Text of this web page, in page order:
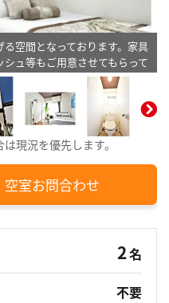
空間となっております。家具
ュ等もご用意させてもらって
ただいております！※植木と額
現況を優先します。
空室お問合わせ
2名
不要